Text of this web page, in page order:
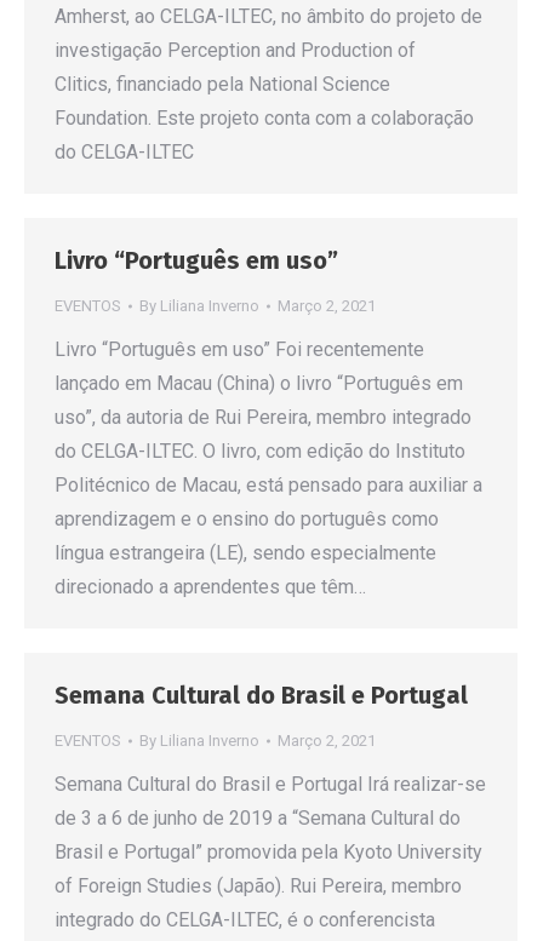
Amherst, ao CELGA-ILTEC, no âmbito do projeto de
investigação Perception and Production of
Clitics, financiado pela National Science
Foundation. Este projeto conta com a colaboração
do CELGA-ILTEC
Livro “Português em uso”
EVENTOS By Liliana Inverno Março 2, 2021
Livro “Português em uso” Foi recentemente
lançado em Macau (China) o livro “Português em
uso”, da autoria de Rui Pereira, membro integrado
do CELGA-ILTEC. O livro, com edição do Instituto
Politécnico de Macau, está pensado para auxiliar a
aprendizagem e o ensino do português como
língua estrangeira (LE), sendo especialmente
direcionado a aprendentes que têm…
Semana Cultural do Brasil e Portugal
EVENTOS By Liliana Inverno Março 2, 2021
Semana Cultural do Brasil e Portugal Irá realizar-se
de 3 a 6 de junho de 2019 a “Semana Cultural do
Brasil e Portugal” promovida pela Kyoto University
of Foreign Studies (Japão). Rui Pereira, membro
integrado do CELGA-ILTEC, é o conferencista